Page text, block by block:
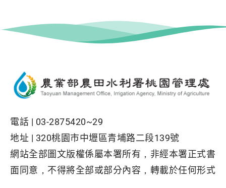
電話 | 03-2875420~29
地址 | 320桃園市中壢區青埔路二段139號
網站全部圖文版權係屬本署所有，非經本署正式書
面同意，不得將全部或部分內容，轉載於任何形式